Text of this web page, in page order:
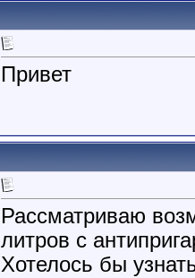
Привет
Рассматриваю
литров с
Хотелось бы